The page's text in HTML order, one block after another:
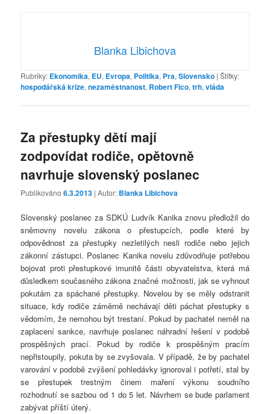
Blanka Libichova
Rubriky: Ekonomika, EU, Evropa, Politika, Pra,Slovensko |Štítky:
hospodářská krize,nezaměstnanost, Robert Fico,trh,vláda
Za přestupky dětí mají
zodpovídat rodiče, opětovně
navrhuje slovenský poslanec
Publikováno6.3.2013 | Autor: Blanka Libichova
Slovenský poslanec za SDKÚ Ludvík Kanika znovu předložil do
sněmovny novelu zákona o přestupcích, podle které by
odpovědnost za přestupky nezletilých nesli rodiče nebo jejich
zákonní zástupci. Poslanec Kanika novelu zdůvodňuje potřebou
bojovat proti přestupkové imunitě části obyvatelstva, která má
důsledkem současného zákona značné možnosti, jak se vyhnout
pokutám za spáchané přestupky. Novelou by se měly odstranit
situace, kdy rodiče záměrně nechávají děti páchat přestupky s
vědomím, že nemohou být trestaní. Pokud by pachatel neměl na
zaplacení sankce, navrhuje poslanec náhradní řešení v podobě
prospěšných prací. Pokud by rodiče k prospěšným pracím
nepřistoupily, pokuta by se zvyšovala. V případě, že by pachatel
varování v podobě zvýšení pohledávky ignoroval i potřetí, stal by
se přestupek trestným činem maření výkonu soudního
rozhodnutí se sazbou od 1 do 5 let. Návrhem se bude parlament
zabývat příští úterý.